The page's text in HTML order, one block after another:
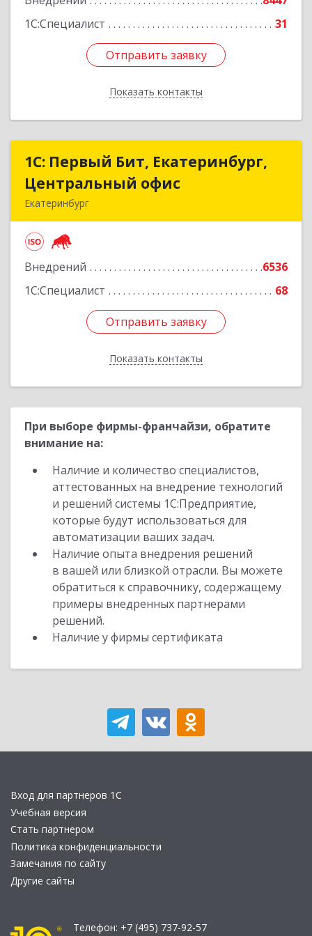
1С:Специалист
31
Отправить заявку
Показать контакты
Отправить заявку
Назад
1С: Первый Бит, Екатеринбург,
Центральный офис
Екатеринбург
Внедрений
6536
1С:Специалист
68
Отправить заявку
Показать контакты
1С: Первый Бит, Екатеринбург,
Центральный офис
Екатеринбург г, Малышева ул, строение 29,
Подробнее
Отправить заявку
Назад
При выборе фирмы-франчайзи, обратите
внимание на:
Наличие и количество специалистов,
аттестованных на внедрение технологий
и решений системы 1С:Предприятие,
которые будут использоваться для
автоматизации ваших задач.
Наличие опыта внедрения решений
в вашей или близкой отрасли. Вы можете
обратиться к справочнику, содержащему
примеры внедренных партнерами
решений.
Наличие у фирмы сертификата
Вход для партнеров 1С
Учебная версия
Стать партнером
Политика конфиденциальности
Замечания по сайту
Другие сайты
Телефон: +7 (495) 737-92-57